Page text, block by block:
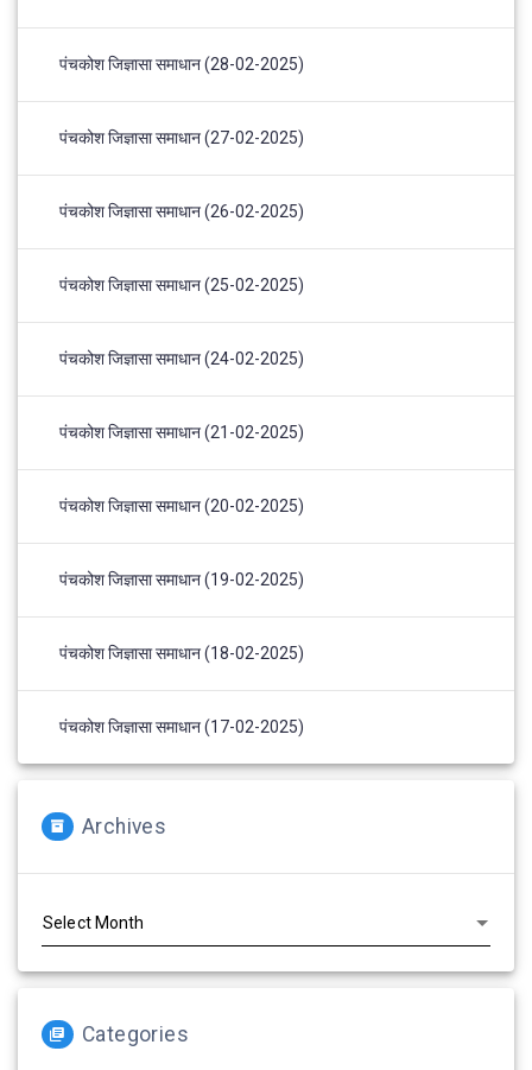
पंचकोश जिज्ञासा समाधान (28-02-2025)
पंचकोश जिज्ञासा समाधान (27-02-2025)
पंचकोश जिज्ञासा समाधान (26-02-2025)
पंचकोश जिज्ञासा समाधान (25-02-2025)
पंचकोश जिज्ञासा समाधान (24-02-2025)
पंचकोश जिज्ञासा समाधान (21-02-2025)
पंचकोश जिज्ञासा समाधान (20-02-2025)
पंचकोश जिज्ञासा समाधान (19-02-2025)
पंचकोश जिज्ञासा समाधान (18-02-2025)
पंचकोश जिज्ञासा समाधान (17-02-2025)
Archives
Categories